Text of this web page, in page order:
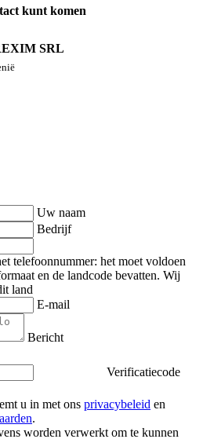
kunt komen
SRL
Uw naam
Bedrijf
telefoonnummer: het moet voldoen
en de landcode bevatten. Wij
land
E-mail
Bericht
Verificatiecode
u in met ons privacybeleid en
.
worden verwerkt om te kunnen